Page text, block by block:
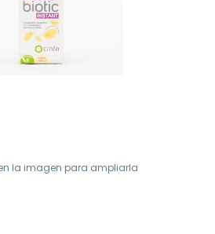
la imagen para ampliarla